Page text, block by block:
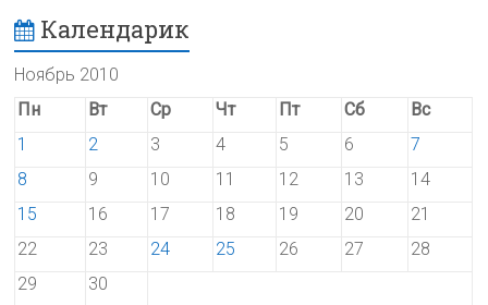
Календарик
Ноябрь 2010
Пн
Вт Ср Чт Пт Сб
Вс
1
2 3 4 5 6
7
8
9 10 11 12 13
14
15
16 17 18 19 20
21
22
23 24 25 26 27
28
29
30